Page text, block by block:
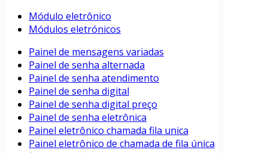
Módulo eletrônico
Módulos eletrónicos
Painel de mensagens variadas
Painel de senha alternada
Painel de senha atendimento
Painel de senha digital
Painel de senha digital preço
Painel de senha eletrônica
Painel eletrônico chamada fila unica
Painel eletrônico de chamada de fila única